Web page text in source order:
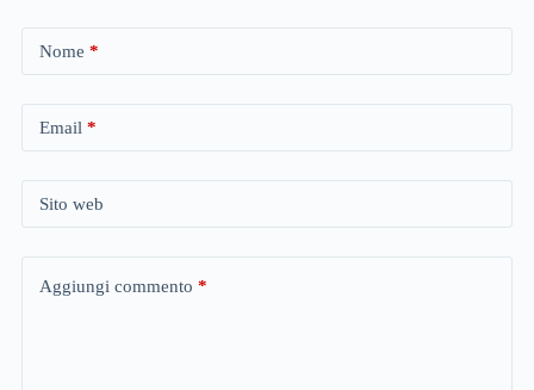
Nome *
Email *
Sito web
Aggiungi commento *